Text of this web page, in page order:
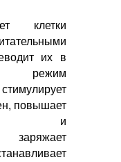
клетки
их в
повышает
и
заряжает